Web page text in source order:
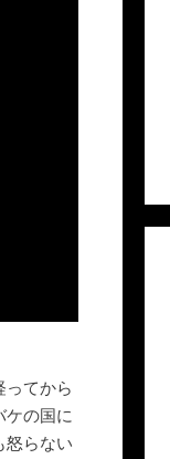
てから
ケの国に
怒らない